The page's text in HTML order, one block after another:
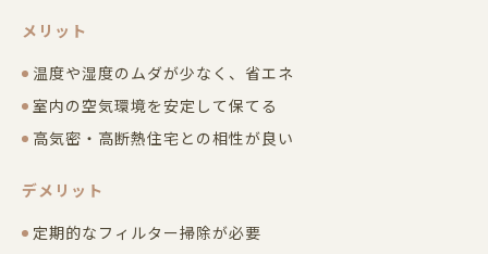
メリット
温度や湿度のムダが少なく、省エネ
室内の空気環境を安定して保てる
高気密・高断熱住宅との相性が良い
デメリット
定期的なフィルター掃除が必要